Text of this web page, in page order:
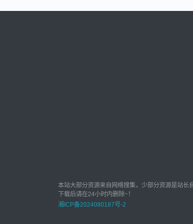
本站大部分资源来自网络搜集，少部分资源是站长
下载后请在24小时内删除~！
湘ICP备2024080187号-2